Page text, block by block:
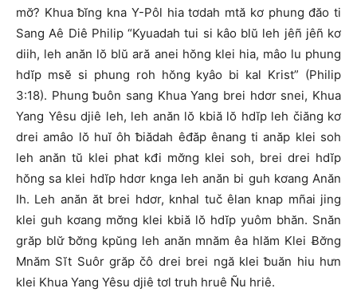
mơ̆? Khua ƀĭng kna Y-Pôl hia tơdah mtă kơ phung đăo ti
Sang Aê Diê Philip “Kyuadah tui si kâo blŭ leh jêñ jêñ kơ
diih, leh anăn lŏ blŭ ară anei hŏng klei hia, mâo lu phung
hdĭp msĕ si phung roh hŏng kyâo bi kal Krist” (Philip
3:18). Phung ƀuôn sang Khua Yang brei hdơr snei, Khua
Yang Yêsu djiê leh, leh anăn lŏ kbiă lŏ hdĭp leh čiăng kơ
drei amâo lŏ huĭ ôh ƀiădah êđăp ênang ti anăp klei soh
leh anăn tŭ klei phat kđi mơ̆ng klei soh, brei drei hdĭp
hŏng sa klei hdĭp hdơr knga leh anăn bi guh kơang Anăn
Ih. Leh anăn ăt brei hdơr, knhal tuč êlan knap mñai jing
klei guh kơang mơ̆ng klei kbiă lŏ hdĭp yuôm bhăn. Snăn
grăp blư̆ ƀơ̆ng kpŭng leh anăn mnăm êa hlăm Klei Ƀơ̆ng
Mnăm Sĭt Suôr grăp čô drei brei ngă klei ƀuăn hiu hưn
klei Khua Yang Yêsu djiê tơl truh hruê Ñu hriê.